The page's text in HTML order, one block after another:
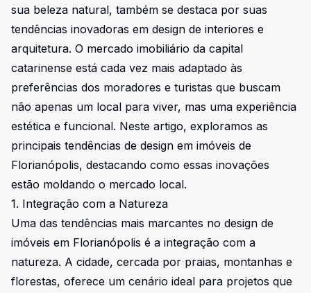
sua beleza natural, também se destaca por suas
tendências inovadoras em design de interiores e
arquitetura. O mercado imobiliário da capital
catarinense está cada vez mais adaptado às
preferências dos moradores e turistas que buscam
não apenas um local para viver, mas uma experiência
estética e funcional. Neste artigo, exploramos as
principais tendências de design em imóveis de
Florianópolis, destacando como essas inovações
estão moldando o mercado local.
1. Integração com a Natureza
Uma das tendências mais marcantes no design de
imóveis em Florianópolis é a integração com a
natureza. A cidade, cercada por praias, montanhas e
florestas, oferece um cenário ideal para projetos que